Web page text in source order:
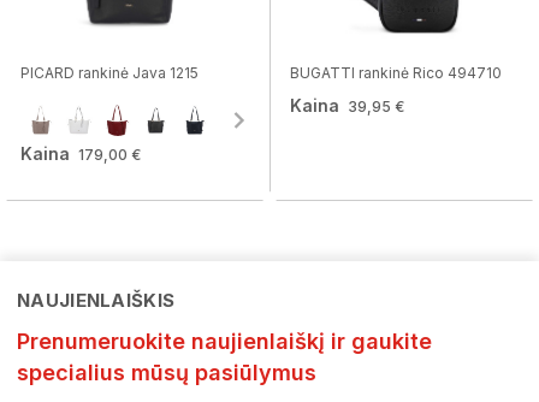
PICARD rankinė Java 1215
Kaina 179,00 €
BUGATTI rankinė Rico 494710
Kaina 39,95 €
NAUJIENLAIŠKIS
Prenumeruokite naujienlaiškį ir gaukite
specialius mūsų pasiūlymus